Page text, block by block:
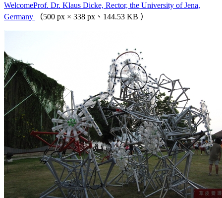
WelcomeProf. Dr. Klaus Dicke, Rector, the University of Jena,
Germany
（500 px × 338 px、144.53 KB ）